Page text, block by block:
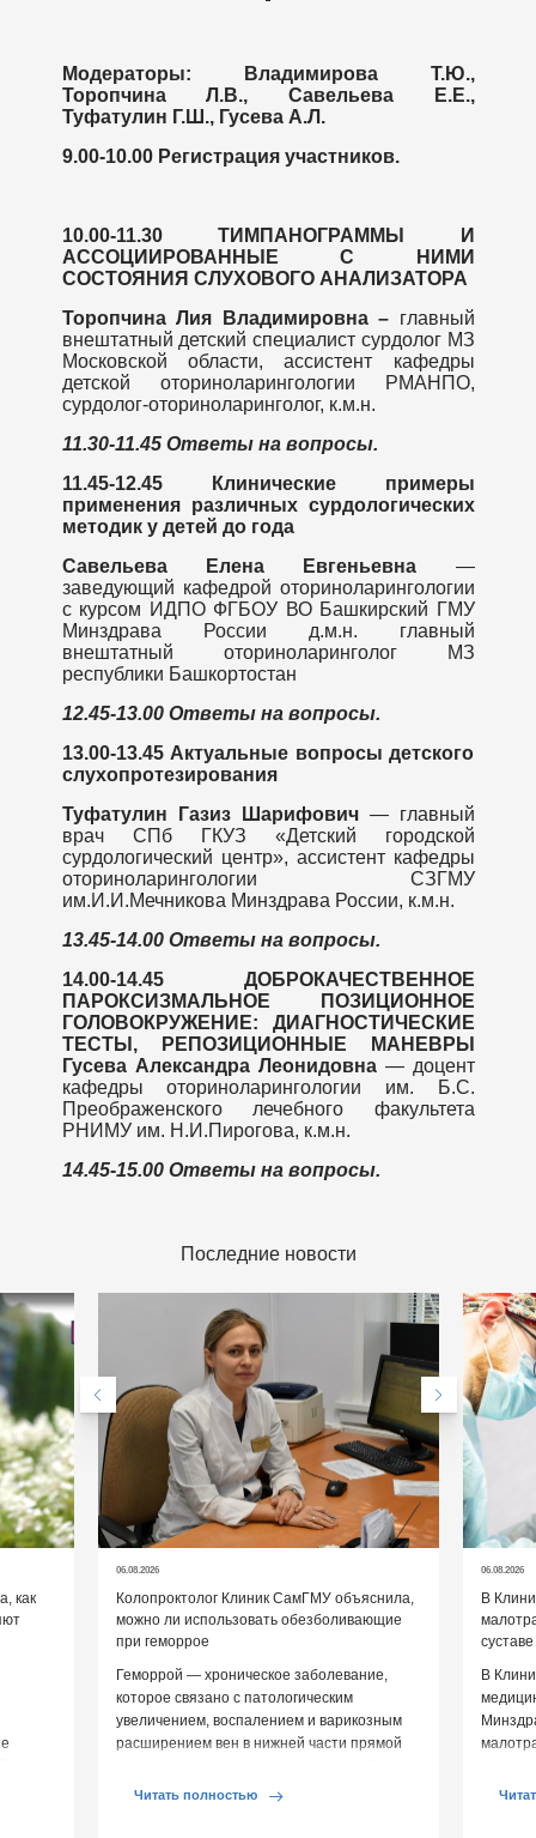
Модераторы: Владимирова Т.Ю.,
Торопчина Л.В., Савельева Е.Е.,
Туфатулин Г.Ш., Гусева А.Л.
9.00-10.00 Регистрация участников.
10.00-11.30 ТИМПАНОГРАММЫ И
АССОЦИИРОВАННЫЕ С НИМИ
СОСТОЯНИЯ СЛУХОВОГО АНАЛИЗАТОРА
Торопчина Лия Владимировна – главный
внештатный детский специалист сурдолог МЗ
Московской области, ассистент кафедры
детской оториноларингологии РМАНПО,
сурдолог-оториноларинголог, к.м.н.
11.30-11.45 Ответы на вопросы.
11.45-12.45 Клинические примеры
применения различных сурдологических
методик у детей до года
Савельева Елена Евгеньевна —
заведующий кафедрой оториноларингологии
с курсом ИДПО ФГБОУ ВО Башкирский ГМУ
Минздрава России д.м.н. главный
внештатный оториноларинголог МЗ
республики Башкортостан
12.45-13.00 Ответы на вопросы.
13.00-13.45 Актуальные вопросы детского
слухопротезирования
Туфатулин Газиз Шарифович — главный
врач СПб ГКУЗ «Детский городской
сурдологический центр», ассистент кафедры
оториноларингологии СЗГМУ
им.И.И.Мечникова Минздрава России, к.м.н.
13.45-14.00 Ответы на вопросы.
14.00-14.45 ДОБРОКАЧЕСТВЕННОЕ
ПАРОКСИЗМАЛЬНОЕ ПОЗИЦИОННОЕ
ГОЛОВОКРУЖЕНИЕ: ДИАГНОСТИЧЕСКИЕ
ТЕСТЫ, РЕПОЗИЦИОННЫЕ МАНЕВРЫ
Гусева Александра Леонидовна— доцент
кафедры оториноларингологии им. Б.С.
Преображенского лечебного факультета
РНИМУ им. Н.И.Пирогова, к.м.н.
14.45-15.00 Ответы на вопросы.
Последние новости
как
06.08.2026
Колопроктолог Клиник СамГМУ объяснила,
можно ли использовать обезболивающие
при геморрое
Геморрой — хроническое заболевание,
которое связано с патологическим
увеличением, воспалением и варикозным
расширением вен в нижней части прямой
обострении […]
Читать полностью
06.08.2026
В
суставе
В